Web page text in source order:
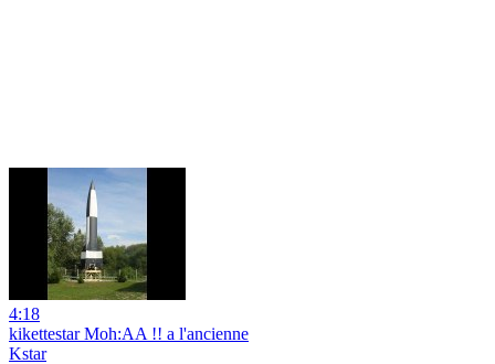
4:18
kikettestar Moh:AA !! a l'ancienne
Kstar